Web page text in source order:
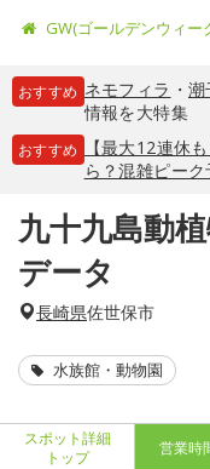
GW(ゴールデンウィー
おすすめ ネモフィラ ・ 潮
情報を大特集
おすすめ
【最大12連休
ら？混雑ピー
九十九島動
データ
長崎県佐世保市
水族館・動物園
スポット詳細
トップ
営業時